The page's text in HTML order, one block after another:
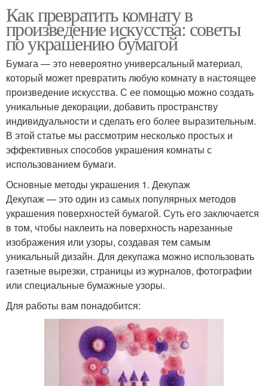
Как превратить комнату в
произведение искусства: советы
по украшению бумагой
Бумага — это невероятно универсальный материал,
который может превратить любую комнату в настоящее
произведение искусства. С ее помощью можно создать
уникальные декорации, добавить пространству
индивидуальности и сделать его более выразительным.
В этой статье мы рассмотрим несколько простых и
эффективных способов украшения комнаты с
использованием бумаги.
Основные методы украшения 1. Декупаж
Декупаж — это один из самых популярных методов
украшения поверхностей бумагой. Суть его заключается
в том, чтобы наклеить на поверхность нарезанные
изображения или узоры, создавая тем самым
уникальный дизайн. Для декупажа можно использовать
газетные вырезки, страницы из журналов, фотографии
или специальные бумажные узоры.
Для работы вам понадобится: